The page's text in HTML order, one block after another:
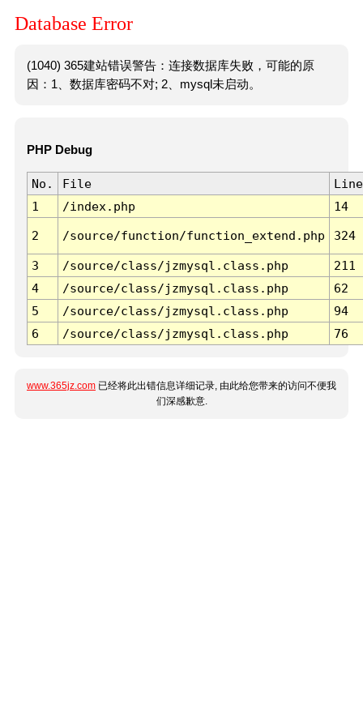
Database Error
(1040) 365建站错误警告：连接数据库失败，可能的原
因：1、数据库密码不对; 2、mysql未启动。
PHP Debug
No. File
Line
1
/index.php 14
2 /source/function/function_extend.php 324
3 /source/class/jzmysql.class.php
211
4
/source/class/jzmysql.class.php
62
5
/source/class/jzmysql.class.php
94
6
/source/class/jzmysql.class.php 76
www.365jz.com 已经将此出错信息详细记录, 由此给您带来的访问不便我
们深感歉意.